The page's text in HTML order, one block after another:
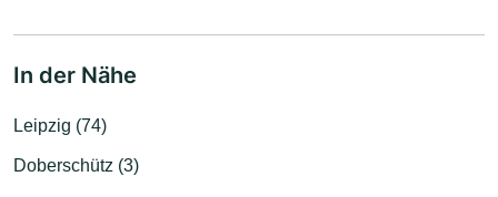
In der Nähe
Leipzig (74)
Doberschütz (3)